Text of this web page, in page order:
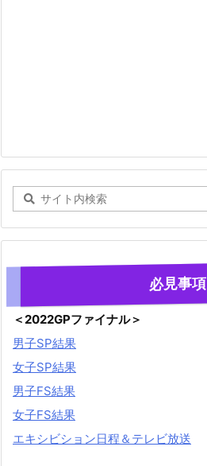
必見事項
＜2022GPファイナル＞
男子SP結果
女子SP結果
男子FS結果
女子FS結果
エキシビション日程＆テレビ放送